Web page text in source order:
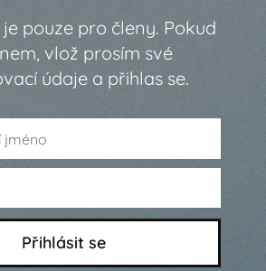
pouze pro členy. Pokud
vlož prosím své
údaje a přihlas se.
Přihlásit se